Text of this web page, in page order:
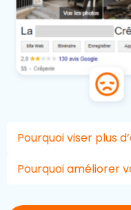
Pourquoi viser plus
décisions d’achat
Pourquoi améliorer